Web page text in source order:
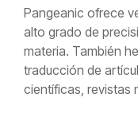
Pangeanic ofrece
alto grado de
materia. También
traducción de
científicas, revistas